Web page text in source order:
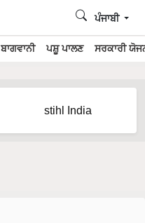
ਬਾਗਵਾਨੀ ਪਸ਼ੂ ਪਾਲਣ ਸਰਕਾਰੀ
ਪੰਜਾਬੀ